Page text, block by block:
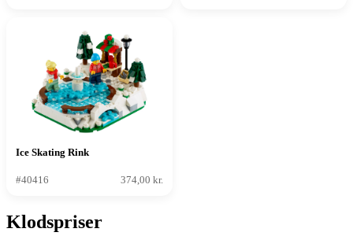
Ice Skating Rink
#40416 374,00 kr.
Klodspriser